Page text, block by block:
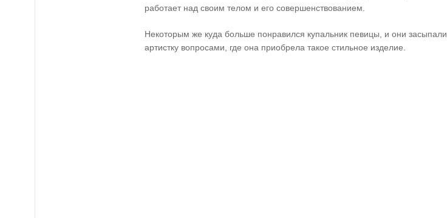
работает над своим телом и его совершенствованием.
Некоторым же куда больше понравился купальник певицы, и они засыпали
артистку вопросами, где она приобрела такое стильное изделие.